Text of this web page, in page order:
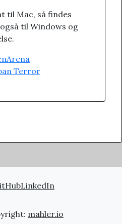
til Mac, så findes
til Windows og
Terror
LinkedIn
mahler.io